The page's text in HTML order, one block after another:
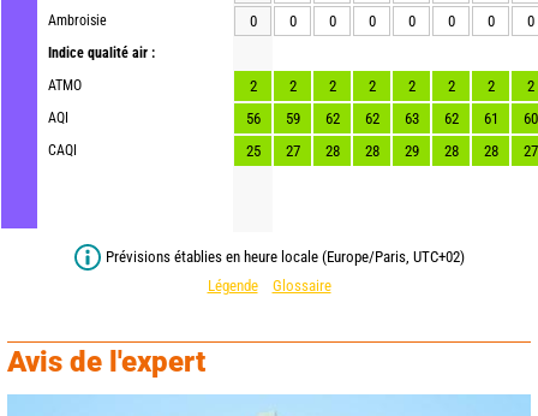
Ambroisie
Indice qualité air :
ATMO
AQI
CAQI
0
0 0 0 0 0 0 0
2 2 2 2 2 2 2
2
56
59 62 62 63 62 61
60
25
27 28 28 29 28 28 27
Prévisions établies en heure locale (Europe/Paris, UTC+02)
Légende
Glossaire
Avis de l'expert